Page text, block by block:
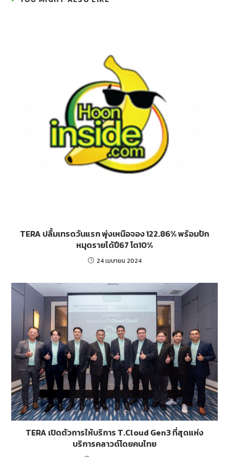
TERA ปลื้มเทรดวันแรก พุ่งเหนือจอง 122.86% พร้อมปัก
หมุดรายได้ปี67 โต10%
24 เมษายน 2024
TERA เปิดตัวการให้บริการ T.Cloud Gen3 ที่สุดแห่ง
บริการคลาวด์โดยคนไทย